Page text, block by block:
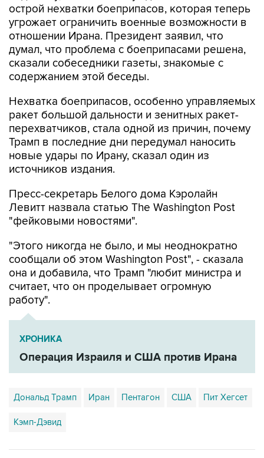
острой нехватки боеприпасов, которая теперь
угрожает ограничить военные возможности в
отношении Ирана. Президент заявил, что
думал, что проблема с боеприпасами решена,
сказали собеседники газеты, знакомые с
содержанием этой беседы.
Нехватка боеприпасов, особенно управляемых
ракет большой дальности и зенитных ракет-
перехватчиков, стала одной из причин, почему
Трамп в последние дни передумал наносить
новые удары по Ирану, сказал один из
источников издания.
Пресс-секретарь Белого дома Кэролайн
Левитт назвала статью The Washington Post
"фейковыми новостями".
"Этого никогда не было, и мы неоднократно
сообщали об этом Washington Post", - сказала
она и добавила, что Трамп "любит министра и
считает, что он проделывает огромную
работу".
ХРОНИКА
Операция Израиля и США против Ирана
Дональд Трамп Иран Пентагон США Пит Хегсет
Кэмп-Дэвид